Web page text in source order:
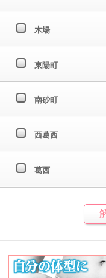
木場
東陽町
南砂町
西葛西
葛西